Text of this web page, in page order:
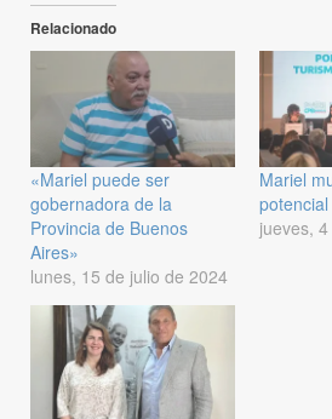
Relacionado
«Mariel puede ser
gobernadora de la
Provincia de Buenos
Aires»
lunes, 15 de julio de 2024
Mariel
jueves,